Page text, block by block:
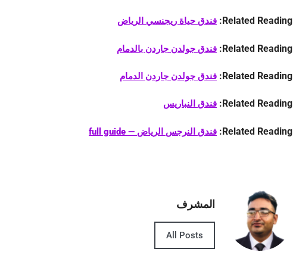
Related Reading: فندق حياة ريجنسي الرياض
Related Reading: فندق جولدن جاردن بالدمام
Related Reading: فندق جولدن جاردن الدمام
Related Reading: فندق النباريس
Related Reading: فندق النرجس الرياض — full guide
المشرف
All Posts